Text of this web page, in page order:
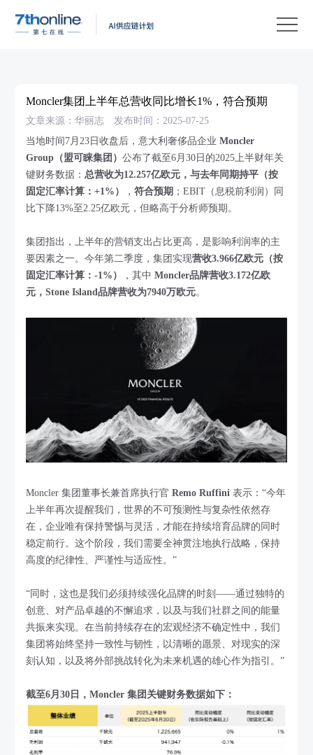
Moncler集团上半年总营收同比增长1%，符合预期
文章来源：华丽志
发布时间：2025-07-25
当地时间7月23日收盘后，意大利奢侈品企业Moncler
Group（盟可睐集团）公布了截至6月30日的2025上半财年关
键财务数据：总营收为12.257亿欧元，与去年同期持平（按
固定汇率计算：+1%）
，符合预期 ；EBIT（息税前利润）同
比下降13%至2.25亿欧元，但略高于分析师预期。
集团指出，上半年的营销支出占比更高，是影响利润率的主
要因素之一。今年第二季度，集团实现营收3.966亿欧元（按
固定汇率计算：-1%）
，其中Moncler品牌营收3.172亿欧
元，Stone Island品牌营收为7940万欧元。
Moncler 集团董事长兼首席执行官 Remo Ruffini 表示：“今年
上半年再次提醒我们，世界的不可预测性与复杂性依然存
在，企业唯有保持警惕与灵活，才能在持续培育品牌的同时
稳定前行。这个阶段，我们需要全神贯注地执行战略，保持
高度的纪律性、严谨性与适应性。”
“同时，这也是我们必须持续强化品牌的时刻——通过独特的
创意、对产品卓越的不懈追求，以及与我们社群之间的能量
共振来实现。在当前持续存在的宏观经济不确定性中，我们
集团将始终坚持一致性与韧性，以清晰的愿景、对现实的深
刻认知，以及将外部挑战转化为未来机遇的雄心作为指引。”
截至6月30日，Moncler 集团关键财务数据如下：